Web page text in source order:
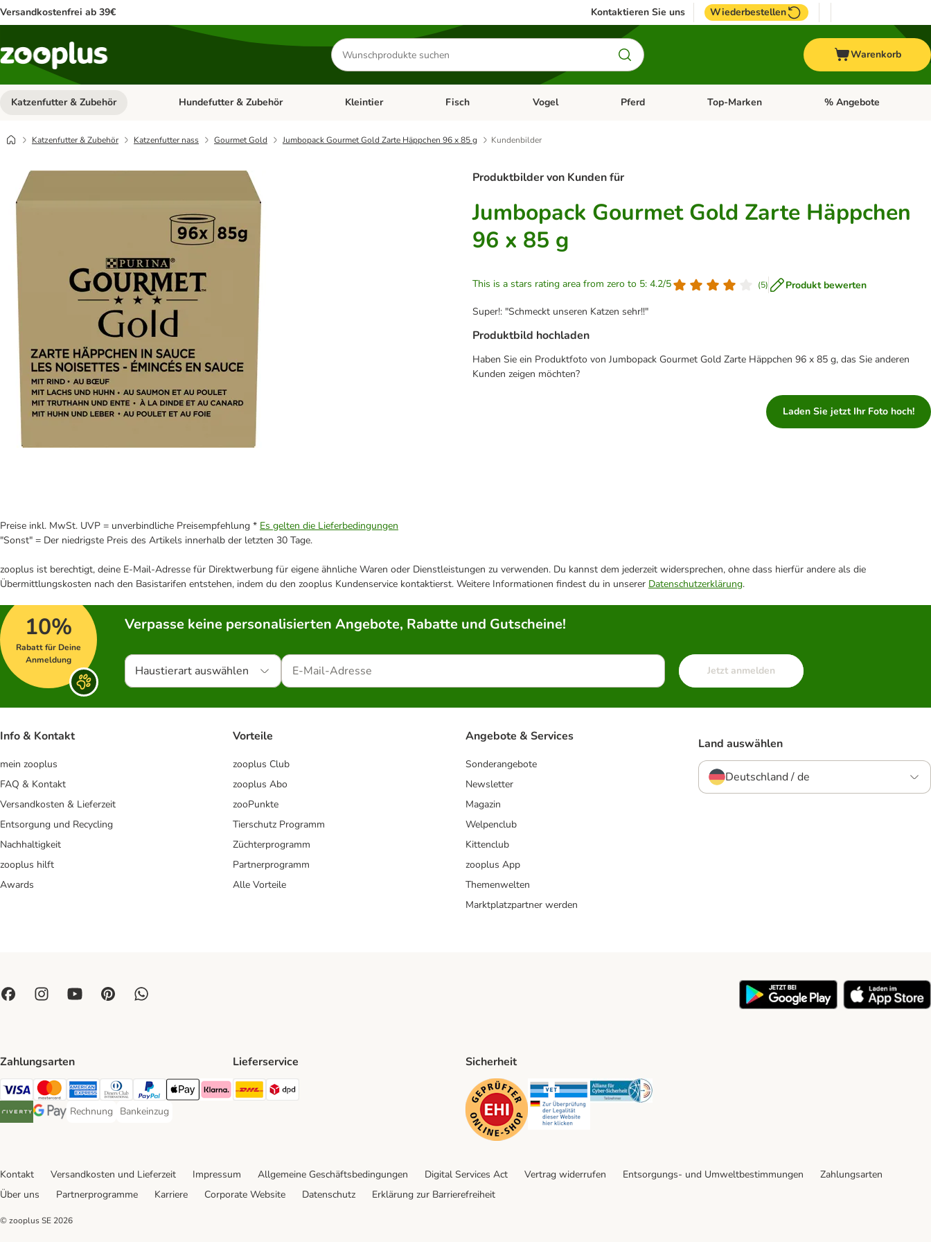
Versandkostenfrei ab 39€ Kontaktieren Sie uns Wiederbestellen
Produkte
suchen
Warenkorb
Katzenfutter & Zubehör Kategorie-Menü öffnen: Katzenfutter & Zubehör
Hundefutter & Zubehör Kategorie-Menü öffnen: Hundefutter & Zubehör
Kleintier Kategorie-Menü öffnen: Kleintier
Fisch Kategorie-Menü öffnen: Fisch
Vogel Kategorie-Menü öffnen: Vogel
Pferd Kategorie-Menü öffnen: Pferd
Top-Marken Kategorie-Menü öffnen:
% Angebote
Katzenfutter & Zubehör Katzenfutter nass Gourmet Gold Jumbopack Gourmet Gold Zarte Häppchen 96 x 85 g Kundenbilder
Produktbilder von Kunden für
Jumbopack Gourmet Gold Zarte Häppchen
96 x 85 g
This is a stars rating area from zero to 5: 4.2/5 (5) Produkt bewerten
Super!: "Schmeckt unseren Katzen sehr!!"
Produktbild hochladen
Haben Sie ein Produktfoto von Jumbopack Gourmet Gold Zarte Häppchen 96 x 85 g, das Sie anderen
Kunden zeigen möchten?
Laden Sie jetzt Ihr Foto hoch!
Preise inkl. MwSt. UVP = unverbindliche Preisempfehlung * Es gelten die Lieferbedingungen
"Sonst" = Der niedrigste Preis des Artikels innerhalb der letzten 30 Tage.
zooplus ist berechtigt, deine E-Mail-Adresse für Direktwerbung für eigene ähnliche Waren oder Dienstleistungen zu verwenden. Du kannst dem jederzeit widersprechen, ohne dass hierfür andere als die
Übermittlungskosten nach den Basistarifen entstehen, indem du den zooplus Kundenservice kontaktierst. Weitere Informationen findest du in unserer Datenschutzerklärung.
10%
Rabatt für Deine
Anmeldung
Verpasse keine personalisierten Angebote, Rabatte und Gutscheine!
Haustierart auswählen Jetzt anmelden
Info & Kontakt
mein zooplus
FAQ & Kontakt
Versandkosten & Lieferzeit
Entsorgung und Recycling
Nachhaltigkeit
zooplus hilft
Awards
Vorteile
zooplus Club
zooplus Abo
zooPunkte
Tierschutz Programm
Züchterprogramm
Partnerprogramm
Alle Vorteile
Angebote & Services
Sonderangebote
Newsletter
Magazin
Welpenclub
Kittenclub
zooplus App
Themenwelten
Marktplatzpartner werden
Land auswählen
Deutschland / de
Zahlungsarten
Visa Payment Method
Mastercard Payment Method
American Express Payment Method
Diners Club Payment Method
PayPal Payment Method
Apple Pay Payment Method
Klarna Payment Method
Riverty Payment Method
Google Pay Payment Method
Rechnung
Rechnung Payment Method
Bankeinzug
Bankeinzug Payment Method
Lieferservice
DHL Shipping Method
Sicherheit
Security Security Security
Kontakt Versandkosten und Lieferzeit Impressum Allgemeine Geschäftsbedingungen Digital Services Act Vertrag widerrufen Entsorgungs- und Umweltbestimmungen
Zahlungsarten
Über uns
Partnerprogramme Karriere Corporate Website Datenschutz Erklärung zur Barrierefreiheit
© zooplus SE 2026